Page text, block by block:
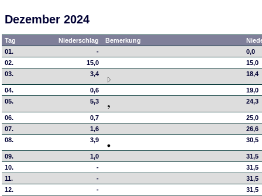
Dezember 2024
Tag Niederschlag Bemerkung
01.
-
0,0
02.
15,0
15,0
03.
3,4 18,4
04. 0,6
19,0
05.
5,3 24,3
06. 0,7
25,0
07.
1,6
26,6
08.
3,9 30,5
09. 1,0
31,5
10.
-
31,5
11.
-
31,5
12.
-
31,5